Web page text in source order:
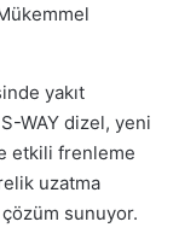
yakıt
WAY dizel, yeni
etkili frenleme
uzatma
sunuyor.